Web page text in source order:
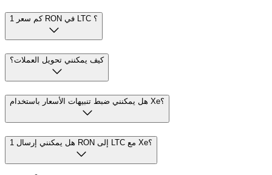
كم سعر 1 RON في LTC ؟
كيف يمكنني تحويل العملات؟
هل يمكنني ضبط تنبيهات الأسعار باستخدام Xe؟
هل يمكنني إرسال 1 RON إلى LTC مع Xe؟